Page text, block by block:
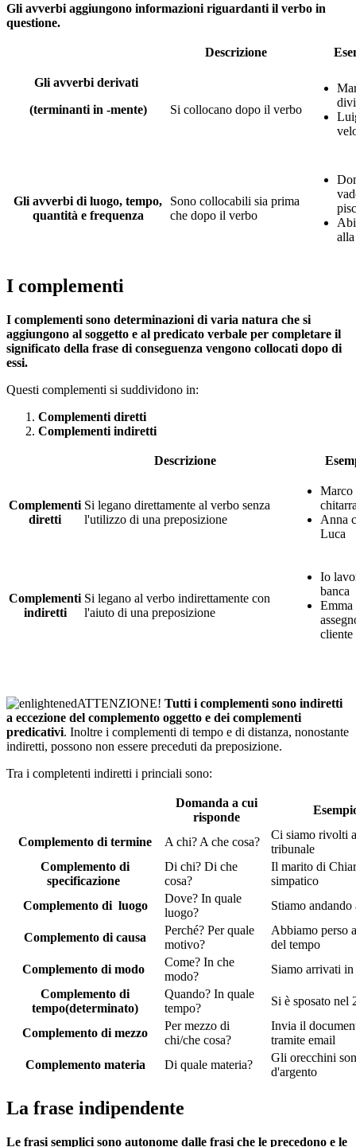
Gli avverbi aggiungono informazioni riguardanti il verbo in
questione.
Descrizione
Gli avverbi derivati
(terminanti in -mente)
Si collocano dopo il verbo
Gli avverbi di luogo, tempo,
quantità e frequenza
Sono collocabili sia prima
che dopo il verbo
I complementi
I complementi sono determinazioni di varia natura che si
aggiungono al soggetto e al predicato verbale per completare il
significato della frase di conseguenza vengono collocati dopo di
essi.
Questi complementi si suddividono in:
Complementi diretti
Complementi indiretti
Descrizione
Complementi
diretti
Si legano direttamente al verbo senza
l'utilizzo di una preposizione
Marco
Anna
Luca
Complementi
indiretti
Si legano al verbo indirettamente con
l'aiuto di una preposizione
Io
banca
Emma
cliente
ATTENZIONE! Tutti i complementi sono indiretti
a eccezione del complemento oggetto e dei complementi
predicativi. Inoltre i complementi di tempo e di distanza, nonostante
indiretti, possono non essere preceduti da preposizione.
Tra i completenti indiretti i princiali sono:
Domanda a cui
risponde
Complemento di termine A chi? A che cosa?
Ci siamo rivolti
tribunale
Complemento di
specificazione
Di chi? Di che
cosa?
Il marito di
simpatico
Complemento di luogo
Dove? In quale
luogo?
Stiamo andando
Complemento di causa
Perché? Per quale
motivo?
Abbiamo perso
del tempo
Complemento di modo
Come? In che
modo?
Siamo arrivati in
Complemento di
tempo(determinato)
Quando? In quale
tempo?
Si è sposato nel
Complemento di mezzo
Per mezzo di
chi/che cosa?
Invia il
tramite email
Complemento materia
Di quale materia?
Gli orecchini
d'argento
La frase indipendente
Le frasi semplici sono autonome dalle frasi che le precedono e le